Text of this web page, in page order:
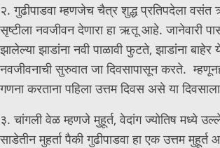
२. गुढीपाडवा म्हणजेच चैत्र शुद्ध प्रतिपदेला
सृष्टीला नवजीवन देणारा हा ऋतू आहे. जानेवारी
झालेल्या झाडांना नवी पाळावी फुटते, झाडांना बाहेर
नवजीवनाची सुरुवात जा दिवसापासून करते.
गणना करताना पहिला उत्तम दिवस असे या
३. चांगली वेळ म्हणजे मुहूर्त, वेदांग ज्योतिष मध्ये
साडेतीन मुहर्ता पैकी गुढीपाडवा हा एक उत्तम